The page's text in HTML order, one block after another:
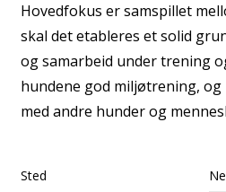
Hovedfokus er samspillet
skal det etableres et solid
og samarbeid under trening
hundene god miljøtrening,
med andre hunder og
Sted